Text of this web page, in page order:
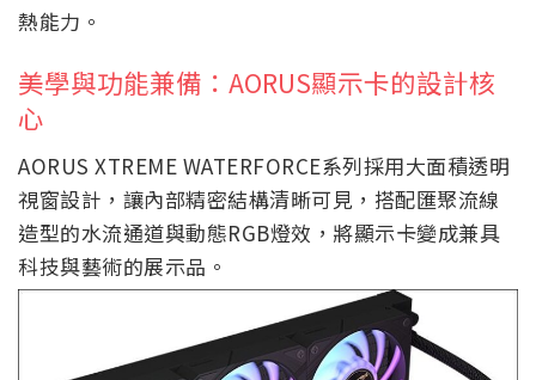
熱能力。
美學與功能兼備：AORUS顯示卡的設計核
心
AORUS XTREME WATERFORCE系列採用大面積透明
視窗設計，讓內部精密結構清晰可見，搭配匯聚流線
造型的水流通道與動態RGB燈效，將顯示卡變成兼具
科技與藝術的展示品。